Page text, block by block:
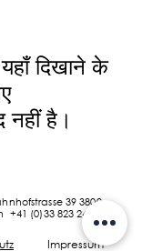
दिखाने के
नहीं है।
39 3800
(0)33 823 24 25
Impressum